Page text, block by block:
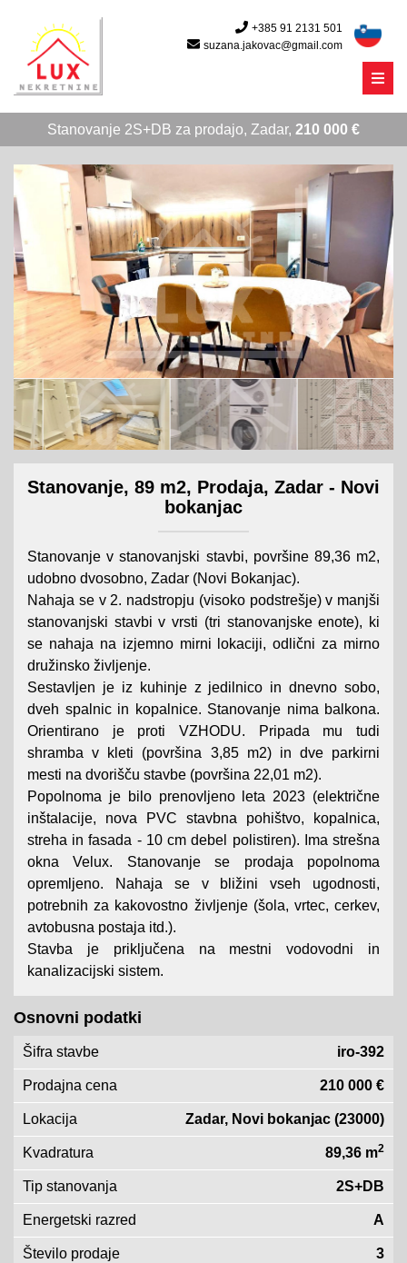
+385 91 2131 501
suzana.jakovac@gmail.com
Menu
Stanovanje 2S+DB za prodajo, Zadar, 210 000 €
Stanovanje, 89 m2, Prodaja, Zadar - Novi
bokanjac
Stanovanje v stanovanjski stavbi, površine 89,36 m2,
udobno dvosobno, Zadar (Novi Bokanjac).
Nahaja se v 2. nadstropju (visoko podstrešje) v manjši
stanovanjski stavbi v vrsti (tri stanovanjske enote), ki
se nahaja na izjemno mirni lokaciji, odlični za mirno
družinsko življenje.
Sestavljen je iz kuhinje z jedilnico in dnevno sobo,
dveh spalnic in kopalnice. Stanovanje nima balkona.
Orientirano je proti VZHODU. Pripada mu tudi
shramba v kleti (površina 3,85 m2) in dve parkirni
mesti na dvorišču stavbe (površina 22,01 m2).
Popolnoma je bilo prenovljeno leta 2023 (električne
inštalacije, nova PVC stavbna pohištvo, kopalnica,
streha in fasada - 10 cm debel polistiren). Ima strešna
okna Velux. Stanovanje se prodaja popolnoma
opremljeno. Nahaja se v bližini vseh ugodnosti,
potrebnih za kakovostno življenje (šola, vrtec, cerkev,
avtobusna postaja itd.).
Stavba je priključena na mestni vodovodni in
kanalizacijski sistem.
Osnovni podatki
Šifra stavbe iro-392
Prodajna cena 210 000 €
Lokacija Zadar, Novi bokanjac (23000)
Kvadratura 89,36 m2
Tip stanovanja 2S+DB
Energetski razred A
Število prodaje 3